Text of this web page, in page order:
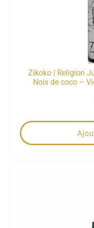
Zikoko | Religion
Noix de coco –